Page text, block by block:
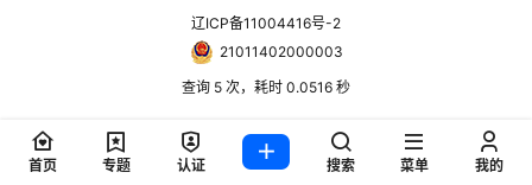
辽ICP备11004416号-2
21011402000003
查询 5 次，耗时 0.0516 秒
首页 专题 认证 搜索 菜单 我的